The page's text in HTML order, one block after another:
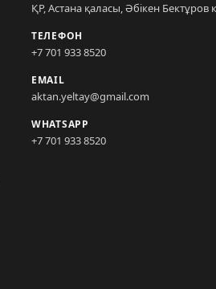
ҚР, Астана қаласы, Әбікен Бектұров
ТЕЛЕФОН
+7 701 933 8520
EMAIL
aktan.yeltay@gmail.com
WHATSAPP
+7 701 933 8520